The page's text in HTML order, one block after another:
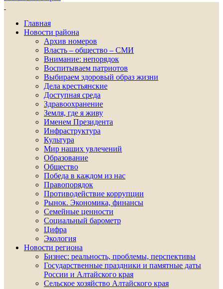
Главная
Новости района
Архив номеров
Власть – общество – СМИ
Внимание: непорядок
Воспитываем патриотов
Выбираем здоровый образ жизни
Дела крестьянские
Доступная среда
Здравоохранение
Земля, где я живу
Именем Президента
Инфраструктура
Культура
Мир наших увлечений
Образование
Общество
Победа в каждом из нас
Правопорядок
Противодействие коррупции
Рынок. Экономика, финансы
Семейные ценности
Социальный барометр
Цифра
Экология
Новости региона
Бизнес: реальность, проблемы, перспективы
Государственные праздники и памятные даты
России и Алтайского края
Сельское хозяйство Алтайского края